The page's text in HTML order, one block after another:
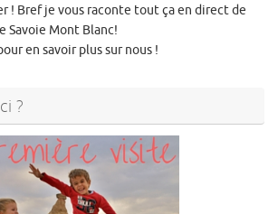
! Bref je vous raconte tout ça en direct de
Savoie Mont Blanc!
en savoir plus sur nous !
?